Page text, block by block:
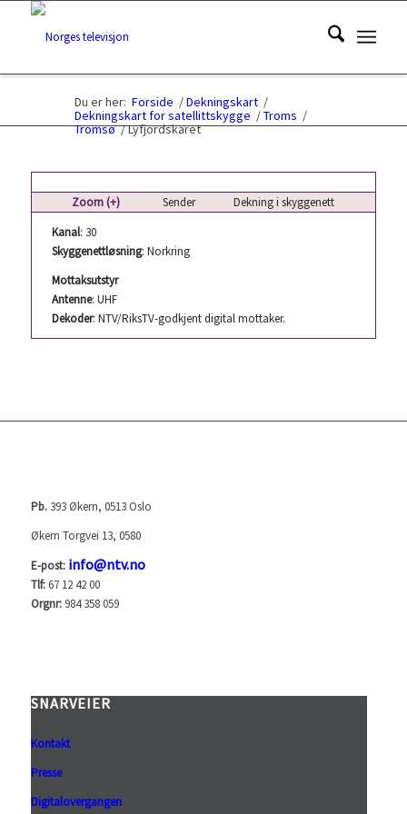
Du er her: Forside /Dekningskart /
Dekningskart for satellittskygge /Troms /
Tromsø /Lyfjordskaret
Zoom (+) Sender
Dekning i skyggenett
Kanal: 30
Skyggenettløsning: Norkring
Mottaksutstyr
Antenne: UHF
Dekoder: NTV/RiksTV-godkjent digital mottaker.
Pb. 393 Økern, 0513 Oslo
Økern Torgvei 13, 0580
E-post: info@ntv.no
Tlf:67 12 42 00
Orgnr:984 358 059
SNARVEIER
Kontakt
Presse
Digitalovergangen